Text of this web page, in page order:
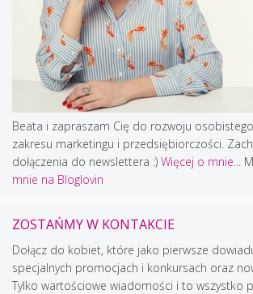
Beata i zapraszam Cię do rozwoju
zakresu marketingu i przedsiębiorczości.
dołączenia do newslettera :) Więcej o mnie...
mnie na Bloglovin
ZOSTAŃMY W KONTAKCIE
Dołącz do kobiet, które jako pierwsze
specjalnych promocjach i konkursach oraz
Tylko wartościowe wiadomości i to wszystko